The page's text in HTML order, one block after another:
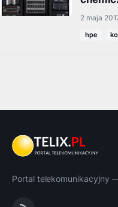
2 maja
hpe
Portal telekomunikacyjny